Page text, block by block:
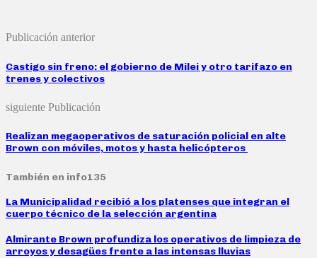
Publicación anterior
Castigo sin freno: el gobierno de Milei y otro tarifazo en
trenes y colectivos
siguiente Publicación
Realizan megaoperativos de saturación policial en alte
Brown con móviles, motos y hasta helicópteros
También en info135
La Municipalidad recibió a los platenses que integran el
cuerpo técnico de la selección argentina
Almirante Brown profundiza los operativos de limpieza de
arroyos y desagües frente a las intensas lluvias